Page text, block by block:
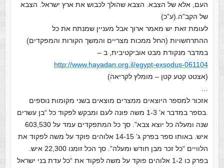
העם, אלא של הצבא. הצבא שהולך לכבוש את ארץ ישראל. הצבא
של הקב”ה.(ע”כ)
לעומת זאת יש מאמר ארוך אבל מעניין שמנתח את כל
ההתרחשויות (החל ממכות מצריים והמשך הקורות והמפקדים)
במדבר מנקודת מבט אוביקטיבית, ב –
http://www.hayadan.org.il/egypt-exsodus-061104
(אצטט קטע קטן – מומלץ לקריאה)
אזכור למספר היוצאים ממצרים מוצאים בשני מקומות נוספים
.בספר במדבר א’ 1-3 משה פונה לעם ומבקש לפקוד כל “בן עשרים
שנה ומעלה כל יוצא צבא”. סך כל המתפקדים עמד על 603,530
איש. באותו ספר בפרק ג’ 14-15 אלוהים פוקד על משה לפקוד את
הלוויים “כל זכר מבן חודש ומעלה”. סך הכל זומנו 22,300 איש.
בפרק כו 1-2 אלוהים פוקד על משה לפקוד את “כל עדת בני ישראל